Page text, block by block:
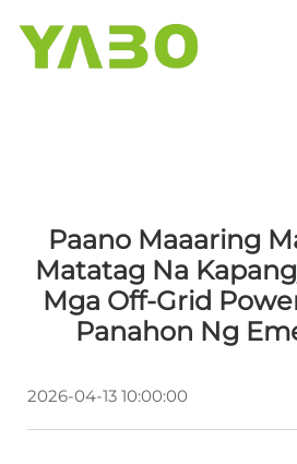
Paano Maaaring
Matatag Na
Mga Off-Grid
Panahon Ng
2026-04-13 10:00:00